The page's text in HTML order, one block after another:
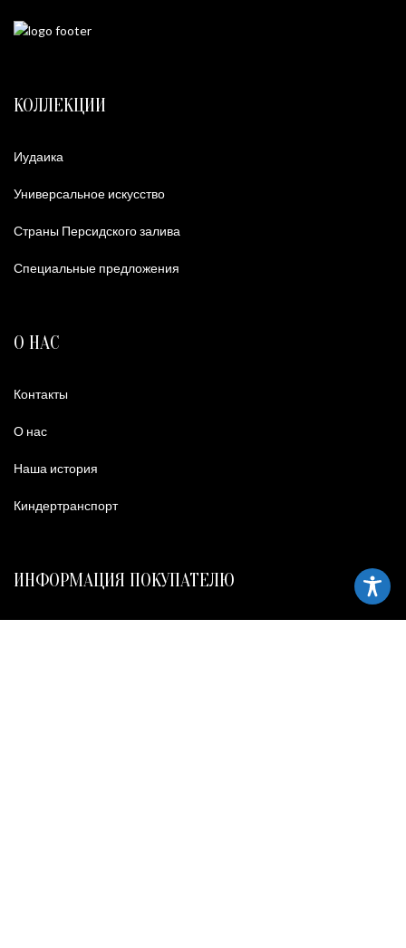
КОЛЛЕКЦИИ
Иудаика
Универсальное искусство
Страны Персидского залива
Специальные предложения
О НАС
Контакты
О нас
Наша история
Киндертранспорт
ИНФОРМАЦИЯ ПОКУПАТЕЛЮ